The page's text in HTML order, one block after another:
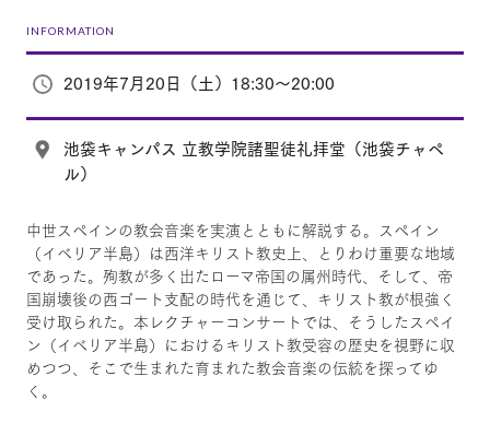
INFORMATION
2019年7月20日（土）18:30～20:00
池袋キャンパス 立教学院諸聖徒礼拝堂（池袋チャペ
ル）
中世スペインの教会音楽を実演とともに解説する。スペイン
（イベリア半島）は西洋キリスト教史上、とりわけ重要な地域
であった。殉教が多く出たローマ帝国の属州時代、そして、帝
国崩壊後の西ゴート支配の時代を通じて、キリスト教が根強く
受け取られた。本レクチャーコンサートでは、そうしたスペイ
ン（イベリア半島）におけるキリスト教受容の歴史を視野に収
めつつ、そこで生まれた育まれた教会音楽の伝統を探ってゆ
く。